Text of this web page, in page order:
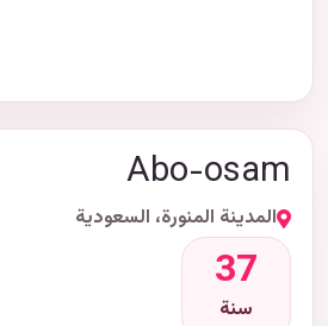
Abo-osam
المدينة المنورة، السعودية
37
سنة